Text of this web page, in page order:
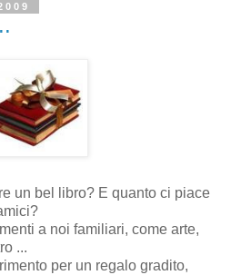
un bel libro? E quanto ci piace
a noi familiari, come arte,
...
per un regalo gradito,